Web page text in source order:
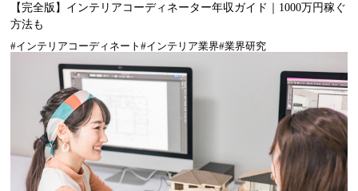
【完全版】インテリアコーディネーター年収ガイド｜1000万円稼ぐ
方法も
#インテリアコーディネート #インテリア業界#業界研究